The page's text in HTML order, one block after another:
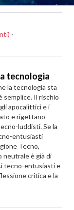
·
tecnologia
la tecnologia sta
semplice. Il rischio
apocalittici e i
e rigettano
luddisti. Se la
entusiasti
Tecno,
neutrale è già di
tecno-entusiasti e
critica e la